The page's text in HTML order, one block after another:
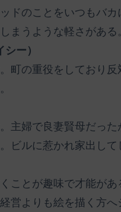
ドのことをいつもバ
まうような軽さがある
ー）
町の重役をしており
主婦で良妻賢母だっ
ビルに惹かれ家出して
ことが趣味で才能が
営よりも絵を描く方へ